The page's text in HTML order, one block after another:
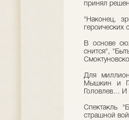
принял
"Наконец,
героических
В основе
снится",
Для
Мышкин и
Головлев… И
Спектакль
страшной